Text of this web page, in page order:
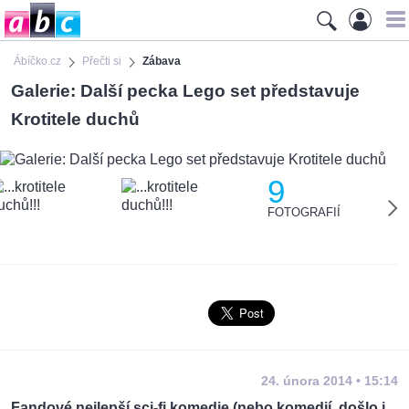
Ábíčko.cz Přečti si Zábava
Galerie: Další pecka Lego set představuje
Krotitele duchů
9
FOTOGRAFIÍ
24. února 2014 • 15:14